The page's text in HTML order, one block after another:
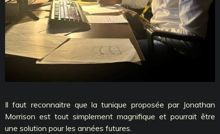
Il faut reconnaitre que la tunique proposée par Jonathan
Morrison est tout simplement magnifique et pourrait être
une solution pour les années futures.